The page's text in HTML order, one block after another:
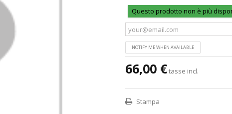
Questo prodotto non è più
NOTIFY ME WHEN AVAILABLE
66,00 €tasse incl.
Stampa